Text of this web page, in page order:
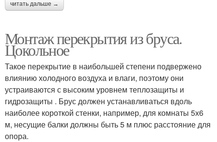
читать дальше →
Монтаж перекрытия из бруса.
Цокольное
Такое перекрытие в наибольшей степени подвержено
влиянию холодного воздуха и влаги, поэтому они
устраиваются с высоким уровнем теплозащиты и
гидрозащиты . Брус должен устанавливаться вдоль
наиболее короткой стенки, например, для комнаты 5х6
м, несущие балки должны быть 5 м плюс расстояние для
опора.